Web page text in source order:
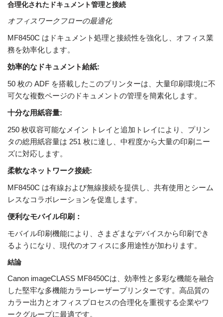
合理化されたドキュメント管理と接続
オフィスワークフローの最適化
MF8450C はドキュメント処理と接続性を強化し、オフィス業
務を効率化します。
効率的なドキュメント給紙:
50 枚の ADF を搭載したこのプリンターは、大量印刷環境に不
可欠な複数ページのドキュメントの管理を簡素化します。
十分な用紙容量:
250 枚収容可能なメイン トレイと追加トレイにより、プリン
タの総用紙容量は 251 枚に達し、中程度から大量の印刷ニー
ズに対応します。
柔軟なネットワーク接続:
MF8450C は有線および無線接続を提供し、共有使用とシーム
レスなコラボレーションを促進します。
便利なモバイル印刷：
モバイル印刷機能により、さまざまなデバイスから印刷でき
るようになり、現代のオフィスに多用途性が加わります。
結論
Canon imageCLASS MF8450Cは、効率性と多彩な機能を融合
した堅牢な多機能カラーレーザープリンターです。高品質の
カラー出力とオフィスプロセスの合理化を重視する企業やワ
ークグループに最適です。